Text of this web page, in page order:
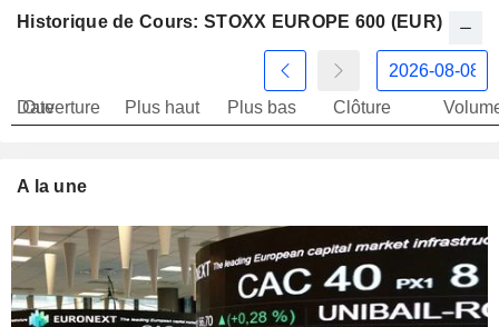
Historique de Cours: STOXX EUROPE 600 (EUR)
Date
Ouverture Plus haut Plus bas Clôture
A la une